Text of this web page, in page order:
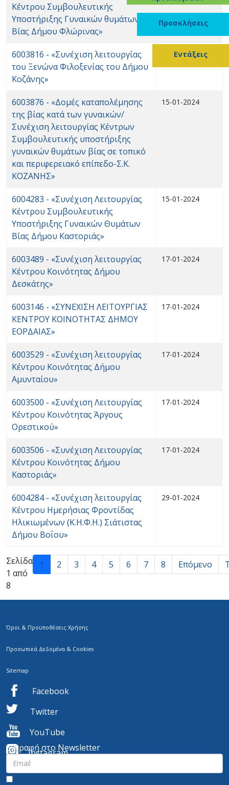
Κέντρου Συμβουλευτικής
Υποστήριξης Γυναικών θυμάτων
Βίας Δήμου Φλώρινας»
6003816 - «Συνέχιση λειτουργίας
του Ξενώνα Φιλοξενίας του Δήμου
Κοζάνης»
15-01-2024
6003876 - «Δομές καταπολέμησης
της βίας κατά των γυναικών/
Συνέχιση λειτουργίας Κέντρων
Συμβουλευτικής υποστήριξης
γυναικών θυμάτων βίας σε τοπικό
και περιφερειακό επίπεδο-Σ.Κ.
ΚΟΖΑΝΗΣ»
15-01-2024
6004283 - «Συνέχιση Λειτουργίας
Κέντρου Συμβουλευτικής
Υποστήριξης Γυναικών Θυμάτων
Βίας Δήμου Καστοριάς»
15-01-2024
6003489 - «Συνέχιση λειτουργίας
Κέντρου Κοινότητας Δήμου
Δεσκάτης»
17-01-2024
6003146 - «ΣΥΝΕΧΙΣΗ ΛΕΙΤΟΥΡΓΙΑΣ
ΚΕΝΤΡΟΥ ΚΟΙΝΟΤΗΤΑΣ ΔΗΜΟΥ
ΕΟΡΔΑΙΑΣ»
17-01-2024
6003529 - «Συνέχιση λειτουργίας
Κέντρου Κοινότητας Δήμου
Αμυνταίου»
17-01-2024
6003500 - «Συνέχιση Λειτουργίας
Κέντρου Κοινότητας Άργους
Ορεστικού»
17-01-2024
6003506 - «Συνέχιση Λειτουργίας
Κέντρου Κοινότητας Δήμου
Καστοριάς»
17-01-2024
6004284 - «Συνέχιση λειτουργίας
Κέντρου Ημερήσιας Φροντίδας
Ηλικιωμένων (Κ.Η.Φ.Η.) Σιάτιστας
Δήμου Βοΐου»
29-01-2024
Σελίδα
1 από
8
1 2 3 4 5 6 7 8 Επόμενο
Όροι & Προϋποθέσεις Χρήσης
Προσωπικά Δεδομένα & Cookies
Sitemap
Facebook
Twitter
YouTube
Instagram
Εγγραφή στο Newsletter
Προσκλήσεις
Εντάξεις